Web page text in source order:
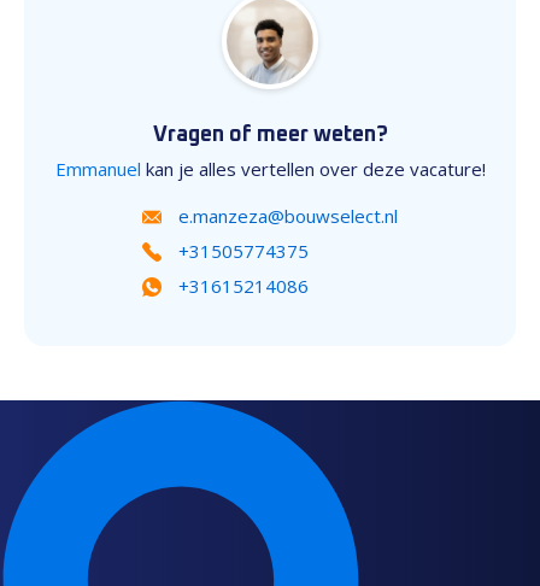
Vragen of meer weten?
Emmanuel kan je alles vertellen over deze vacature!
e.manzeza@bouwselect.nl
+31505774375
+31615214086